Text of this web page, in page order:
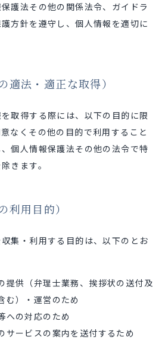
護法その他の関係法令、ガイドラ
方針を遵守し、個人情報を適切に
適法・適正な取得）
取得する際には、以下の目的に限
なくその他の目的で利用すること
個人情報保護法その他の法令で特
きます。
利用目的）
集・利用する目的は、以下のとお
提供（弁理士業務、挨拶状の送付及
む）・運営のため
への対応のため
サービスの案内を送付するため